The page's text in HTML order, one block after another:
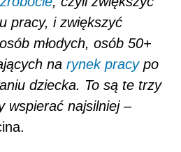
pracy, i zwiększyć
młodych, osób 50+
na rynek pracypo
dziecka. To są te trzy
wspierać najsilniej –